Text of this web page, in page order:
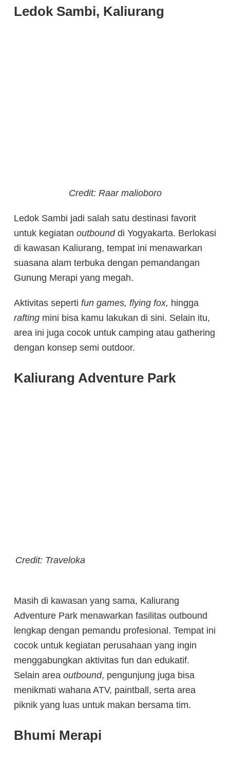
Ledok Sambi, Kaliurang
Credit: Raar malioboro
Ledok Sambi jadi salah satu destinasi favorit
untuk kegiatan outbounddi Yogyakarta. Berlokasi
di kawasan Kaliurang, tempat ini menawarkan
suasana alam terbuka dengan pemandangan
Gunung Merapi yang megah.
Aktivitas seperti fun games, flying fox, hingga
rafting mini bisa kamu lakukan di sini. Selain itu,
area ini juga cocok untuk camping atau gathering
dengan konsep semi outdoor.
Kaliurang Adventure Park
Credit: Traveloka
Masih di kawasan yang sama, Kaliurang
Adventure Park menawarkan fasilitas outbound
lengkap dengan pemandu profesional. Tempat ini
cocok untuk kegiatan perusahaan yang ingin
menggabungkan aktivitas fun dan edukatif.
Selain area outbound, pengunjung juga bisa
menikmati wahana ATV, paintball, serta area
piknik yang luas untuk makan bersama tim.
Bhumi Merapi